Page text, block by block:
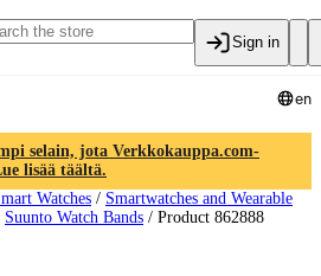
Sign in
en
selain, jota Verkkokauppa.com-
lisää täältä.
Watches / Smartwatches and Wearable
Suunto Watch Bands / Product 862888